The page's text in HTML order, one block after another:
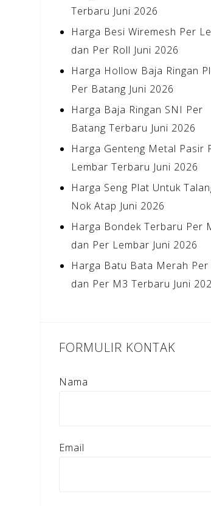
Terbaru Juni 2026
Harga Besi Wiremesh Per
dan Per Roll Juni 2026
Harga Hollow Baja Ringan
Per Batang Juni 2026
Harga Baja Ringan SNI Per
Batang Terbaru Juni 2026
Harga Genteng Metal Pasir
Lembar Terbaru Juni 2026
Harga Seng Plat Untuk
Nok Atap Juni 2026
Harga Bondek Terbaru Per
dan Per Lembar Juni 2026
Harga Batu Bata Merah Per
dan Per M3 Terbaru Juni
FORMULIR KONTAK
Nama
Email